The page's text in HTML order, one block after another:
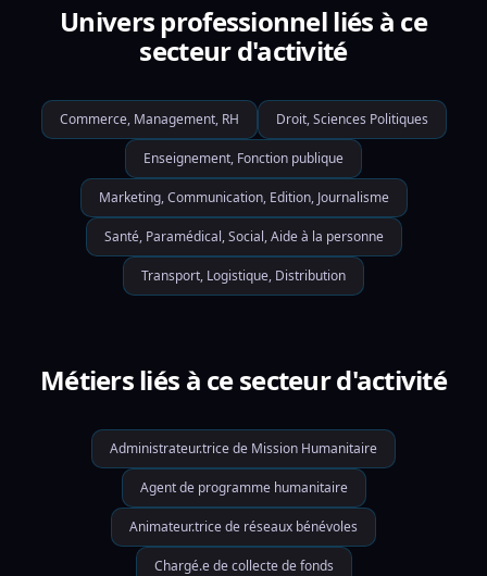
Univers professionnel liés à ce
secteur d'activité
Commerce, Management, RH Droit, Sciences Politiques
Enseignement, Fonction publique
Marketing, Communication, Edition, Journalisme
Santé, Paramédical, Social, Aide à la personne
Transport, Logistique, Distribution
Métiers liés à ce secteur d'activité
Administrateur.trice de Mission Humanitaire
Agent de programme humanitaire
Animateur.trice de réseaux bénévoles
Chargé.e de collecte de fonds